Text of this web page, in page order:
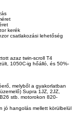
kerék
csatlakozási lehetőség
azaz twin-scroll T4
1050C-ig hőálló, és 50%-
melyből a gyakorlatban
Supra 1JZ, 2JZ,
stb. motorokon 820-
jó hangolás mellett körülbelül